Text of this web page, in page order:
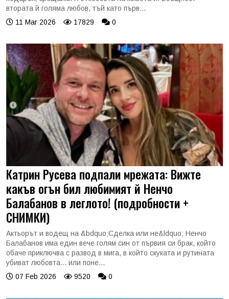
втората й голяма любов, тъй като първ...
11 Mar 2026
17829 0
Катрин Русева подпали мрежата: Вижте
какъв огън бил любимият й Ненчо
Балабанов в леглото! (подробности +
СНИМКИ)
Актьорът и водещ на &bdquo;Сделка или не&ldquo; Ненчо
Балабанов има един вече голям син от първия си брак, който
обаче приключва с развод в мига, в който скуката и рутината
убиват любовта... или поне...
07 Feb 2026
9520 0